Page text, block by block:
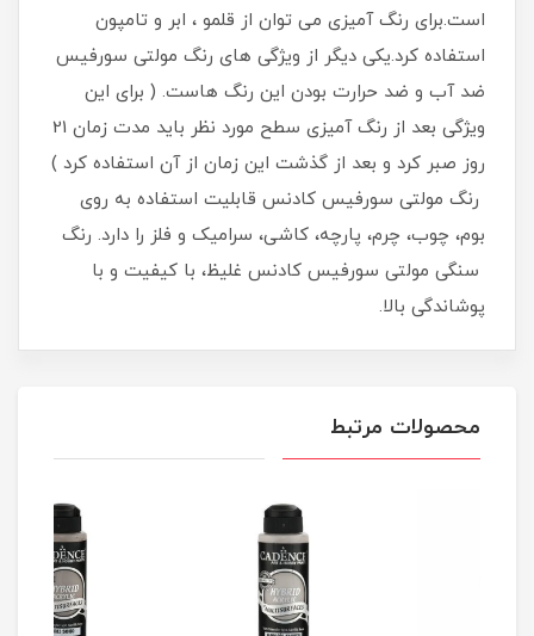
است.برای رنگ آمیزی می توان از قلمو ، ابر و تامپون
استفاده کرد.یکی دیگر از ویژگی های رنگ مولتی سورفیس
ضد آب و ضد حرارت بودن این رنگ هاست. ( برای این
ویژگی بعد از رنگ آمیزی سطح مورد نظر باید مدت زمان 21
روز صبر کرد و بعد از گذشت این زمان از آن استفاده کرد )
رنگ مولتی سورفیس کادنس قابلیت استفاده به روی
بوم، چوب، چرم، پارچه، کاشی، سرامیک و فلز را دارد. رنگ
سنگی مولتی سورفیس کادنس غلیظ، با کیفیت و با
پوشاندگی بالا.
محصولات مرتبط